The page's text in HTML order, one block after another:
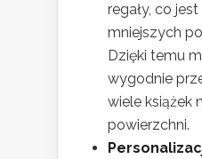
regały, co
mniejszych
Dzięki temu
wygodnie
wiele książek
powierzchni.